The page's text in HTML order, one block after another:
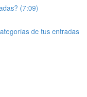
(7:09)
de tus entradas